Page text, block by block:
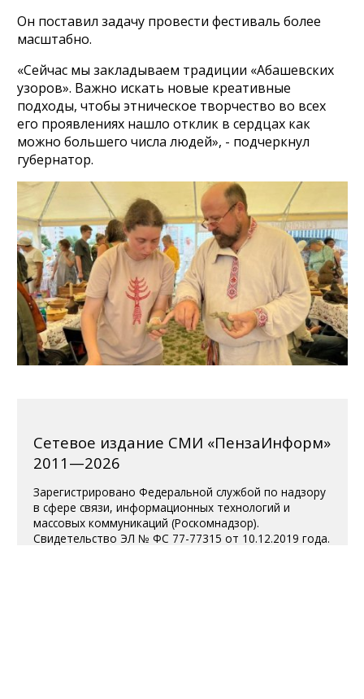
Он поставил задачу провести фестиваль более
масштабно.
«Сейчас мы закладываем традиции «Абашевских
узоров». Важно искать новые креативные
подходы, чтобы этническое творчество во всех
его проявлениях нашло отклик в сердцах как
можно большего числа людей», - подчеркнул
губернатор.
Сетевое издание СМИ «ПензаИнформ»
2011—2026
Зарегистрировано Федеральной службой по надзору
в сфере связи, информационных технологий и
массовых коммуникаций (Роскомнадзор).
Свидетельство ЭЛ № ФС 77-77315 от 10.12.2019 года.